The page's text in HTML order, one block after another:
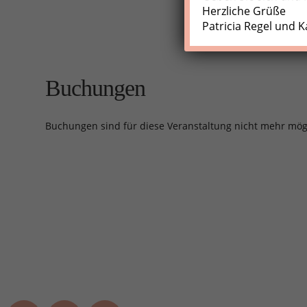
Buchungen
Buchungen sind für diese Veranstaltung nicht mehr
Herzliche Grüße
Patricia Regel und